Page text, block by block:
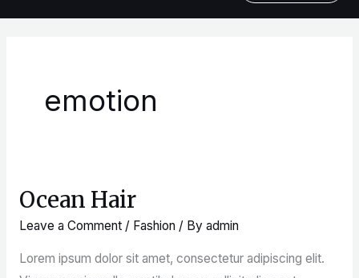
emotion
Ocean Hair
Leave a Comment / Fashion / By admin
Lorem ipsum dolor sit amet, consectetur adipiscing elit.
Ocean
Hair